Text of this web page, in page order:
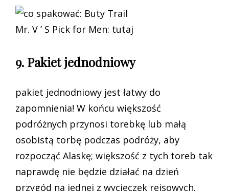
Mr. V ’ S Pick for Men: tutaj
9. Pakiet jednodniowy
pakiet jednodniowy jest łatwy do
zapomnienia! W końcu większość
podróżnych przynosi torebkę lub małą
osobistą torbę podczas podróży, aby
rozpocząć Alaskę; większość z tych toreb tak
naprawdę nie będzie działać na dzień
przygód na jednej z wycieczek rejsowych.